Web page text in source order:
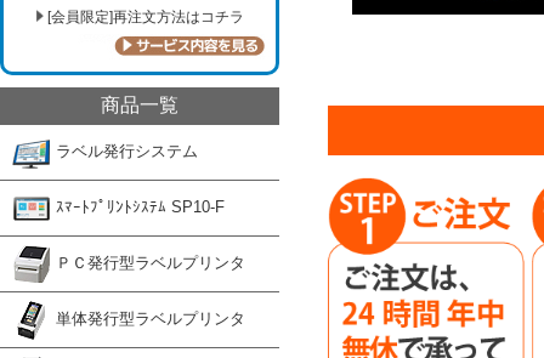
[会員限定]再注文方法はコチラ
商品一覧
ラベル発行システム
ｽﾏｰﾄﾌﾟﾘﾝﾄｼｽﾃﾑ SP10-F
ＰＣ発行型ラベルプリンタ
単体発行型ラベルプリンタ